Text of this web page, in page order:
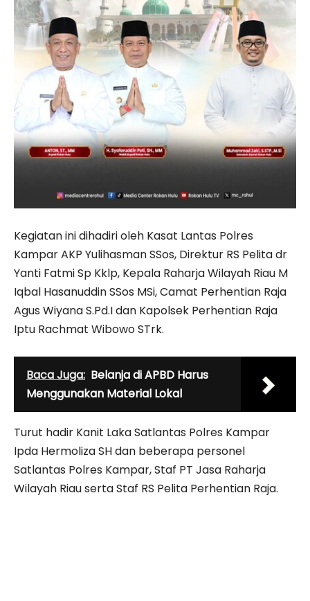
Kegiatan ini dihadiri oleh Kasat Lantas Polres
Kampar AKP Yulihasman SSos, Direktur RS Pelita dr
Yanti Fatmi Sp Kklp, Kepala Raharja Wilayah Riau M
Iqbal Hasanuddin SSos MSi, Camat Perhentian Raja
Agus Wiyana S.Pd.I dan Kapolsek Perhentian Raja
Iptu Rachmat Wibowo STrk.
Baca Juga: Belanja di APBD Harus
Menggunakan Material Lokal
Turut hadir Kanit Laka Satlantas Polres Kampar
Ipda Hermoliza SH dan beberapa personel
Satlantas Polres Kampar, Staf PT Jasa Raharja
Wilayah Riau serta Staf RS Pelita Perhentian Raja.